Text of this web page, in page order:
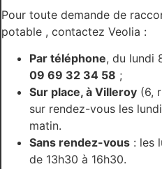
Pour toute demande de
potable , contactez Veolia :
Par téléphone, du lundi
09 69 32 34 58 ;
Sur place, à Villeroy (6,
sur rendez-vous les
matin.
Sans rendez-vous : les
de 13h30 à 16h30.